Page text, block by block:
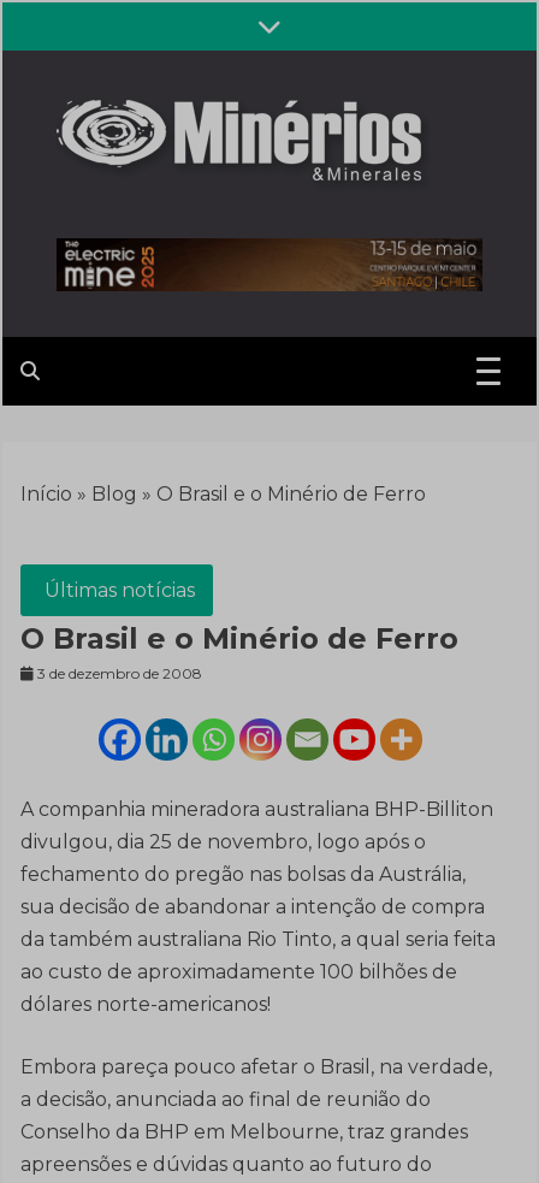
to
Revista
Minérios &
Minerales
Início » Blog » O Brasil e o Minério de Ferro
Últimas notícias
O Brasil e o Minério de Ferro
3 de dezembro de 2008
A companhia mineradora australiana BHP-Billiton
divulgou, dia 25 de novembro, logo após o
fechamento do pregão nas bolsas da Austrália,
sua decisão de abandonar a intenção de compra
da também australiana Rio Tinto, a qual seria feita
ao custo de aproximadamente 100 bilhões de
dólares norte-americanos!
Embora pareça pouco afetar o Brasil, na verdade,
a decisão, anunciada ao final de reunião do
Conselho da BHP em Melbourne, traz grandes
apreensões e dúvidas quanto ao futuro do